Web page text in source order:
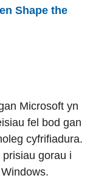
Shape the
Microsoft yn
fel bod gan
cyfrifiadura.
prisiau gorau i